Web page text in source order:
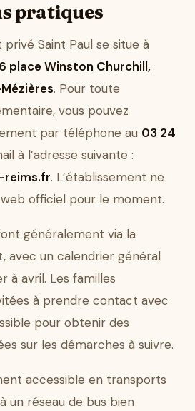
pratiques
Saint Paul se situe à
6 place Winston Churchill,
. Pour toute
vous pouvez
par téléphone au 03 24
à l’adresse suivante :
reims.fr. L’établissement ne
officiel pour le moment.
généralement via la
avec un calendrier général
à avril. Les familles
à prendre contact avec
pour obtenir des
sur les démarches à suivre.
accessible en transports
un réseau de bus bien